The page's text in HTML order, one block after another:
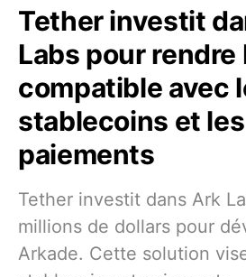
Tether investit
Labs pour rendre
compatible avec
stablecoins et les
paiements
Tether investit dans Ark
millions de dollars pour
Arkade. Cette solution